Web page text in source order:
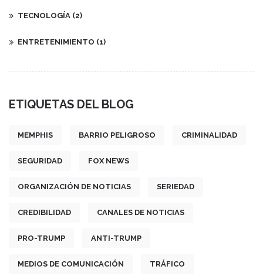
TECNOLOGÍA (2)
ENTRETENIMIENTO (1)
ETIQUETAS DEL BLOG
MEMPHIS BARRIO PELIGROSO CRIMINALIDAD
SEGURIDAD FOX NEWS
ORGANIZACIÓN DE NOTICIAS SERIEDAD
CREDIBILIDAD CANALES DE NOTICIAS
PRO-TRUMP ANTI-TRUMP
MEDIOS DE COMUNICACIÓN TRÁFICO